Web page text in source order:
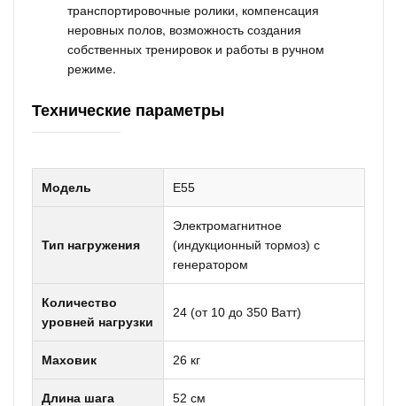
транспортировочные ролики, компенсация
неровных полов, возможность создания
собственных тренировок и работы в ручном
режиме.
Технические параметры
Модель E55
Тип нагружения
Электромагнитное
(индукционный тормоз) с
генератором
Количество
уровней нагрузки
24 (от 10 до 350 Ватт)
Маховик 26 кг
Длина шага 52 см